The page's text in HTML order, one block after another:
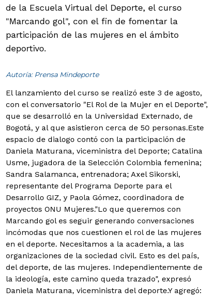
de la Escuela Virtual del Deporte, el curso
"Marcando gol", con el fin de fomentar la
participación de las mujeres en el ámbito
deportivo.
Autoría: Prensa Mindeporte
El lanzamiento del curso se realizó este 3 de agosto,
con el conversatorio "El Rol de la Mujer en el Deporte",
que se desarrolló en la Universidad Externado, de
Bogotá, y al que asistieron cerca de 50 personas.Este
espacio de dialogo contó con la participación de
Daniela Maturana, viceministra del Deporte; Catalina
Usme, jugadora de la Selección Colombia femenina;
Sandra Salamanca, entrenadora; Axel Sikorski,
representante del Programa Deporte para el
Desarrollo GIZ, y Paola Gómez, coordinadora de
proyectos ONU Mujeres."Lo que queremos con
Marcando gol es seguir generando conversaciones
incómodas que nos cuestionen el rol de las mujeres
en el deporte. Necesitamos a la academia, a las
organizaciones de la sociedad civil. Esto es del país,
del deporte, de las mujeres. Independientemente de
la ideología, este camino queda trazado", expresó
Daniela Maturana, viceministra del deporte.Y agregó: